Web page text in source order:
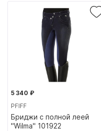
5 340 ₽
PFIFF
Бриджи с полной леей
"Wilma" 101922